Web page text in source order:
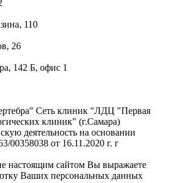
110
26
142 Б, офис 1
Сеть клиник "ЛДЦ "Первая
клиник" (г.Самара)
деятельность на основании
00358038 от 16.11.2020 г. г
настоящим сайтом Вы выражаете
Ваших персональных данных